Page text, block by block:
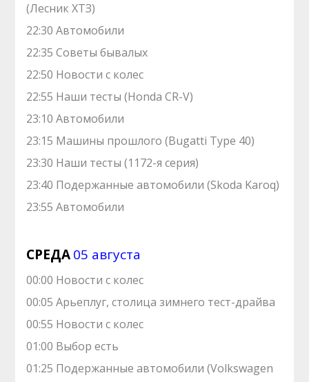
(Лесник ХТЗ)
22:30 Автомобили
22:35 Советы бывалых
22:50 Новости с колес
22:55 Наши тесты (Honda CR-V)
23:10 Автомобили
23:15 Машины прошлого (Bugatti Type 40)
23:30 Наши тесты (1172-я серия)
23:40 Подержанные автомобили (Skoda Karoq)
23:55 Автомобили
СРЕДА05 августа
00:00 Новости с колес
00:05 Арьеплуг, столица зимнего тест-драйва
00:55 Новости с колес
01:00 Выбор есть
01:25 Подержанные автомобили (Volkswagen